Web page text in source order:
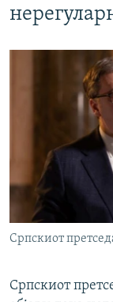
Српскиот
Српскиот